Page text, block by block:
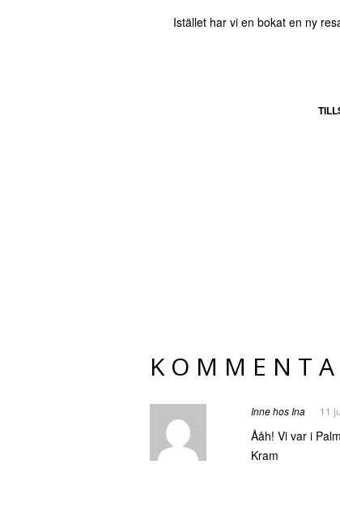
Istället har vi en bokat en ny
Inne hos Ina 11
Ååh! Vi var i
Kram